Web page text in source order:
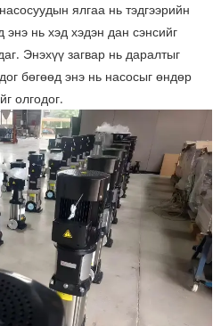
ялгаа нь тэдгээрийн
нь хэд хэдэн дан сэнсийг
Энэхүү загвар нь даралтыг
бөгөөд энэ нь насосыг өндөр
олгодог.